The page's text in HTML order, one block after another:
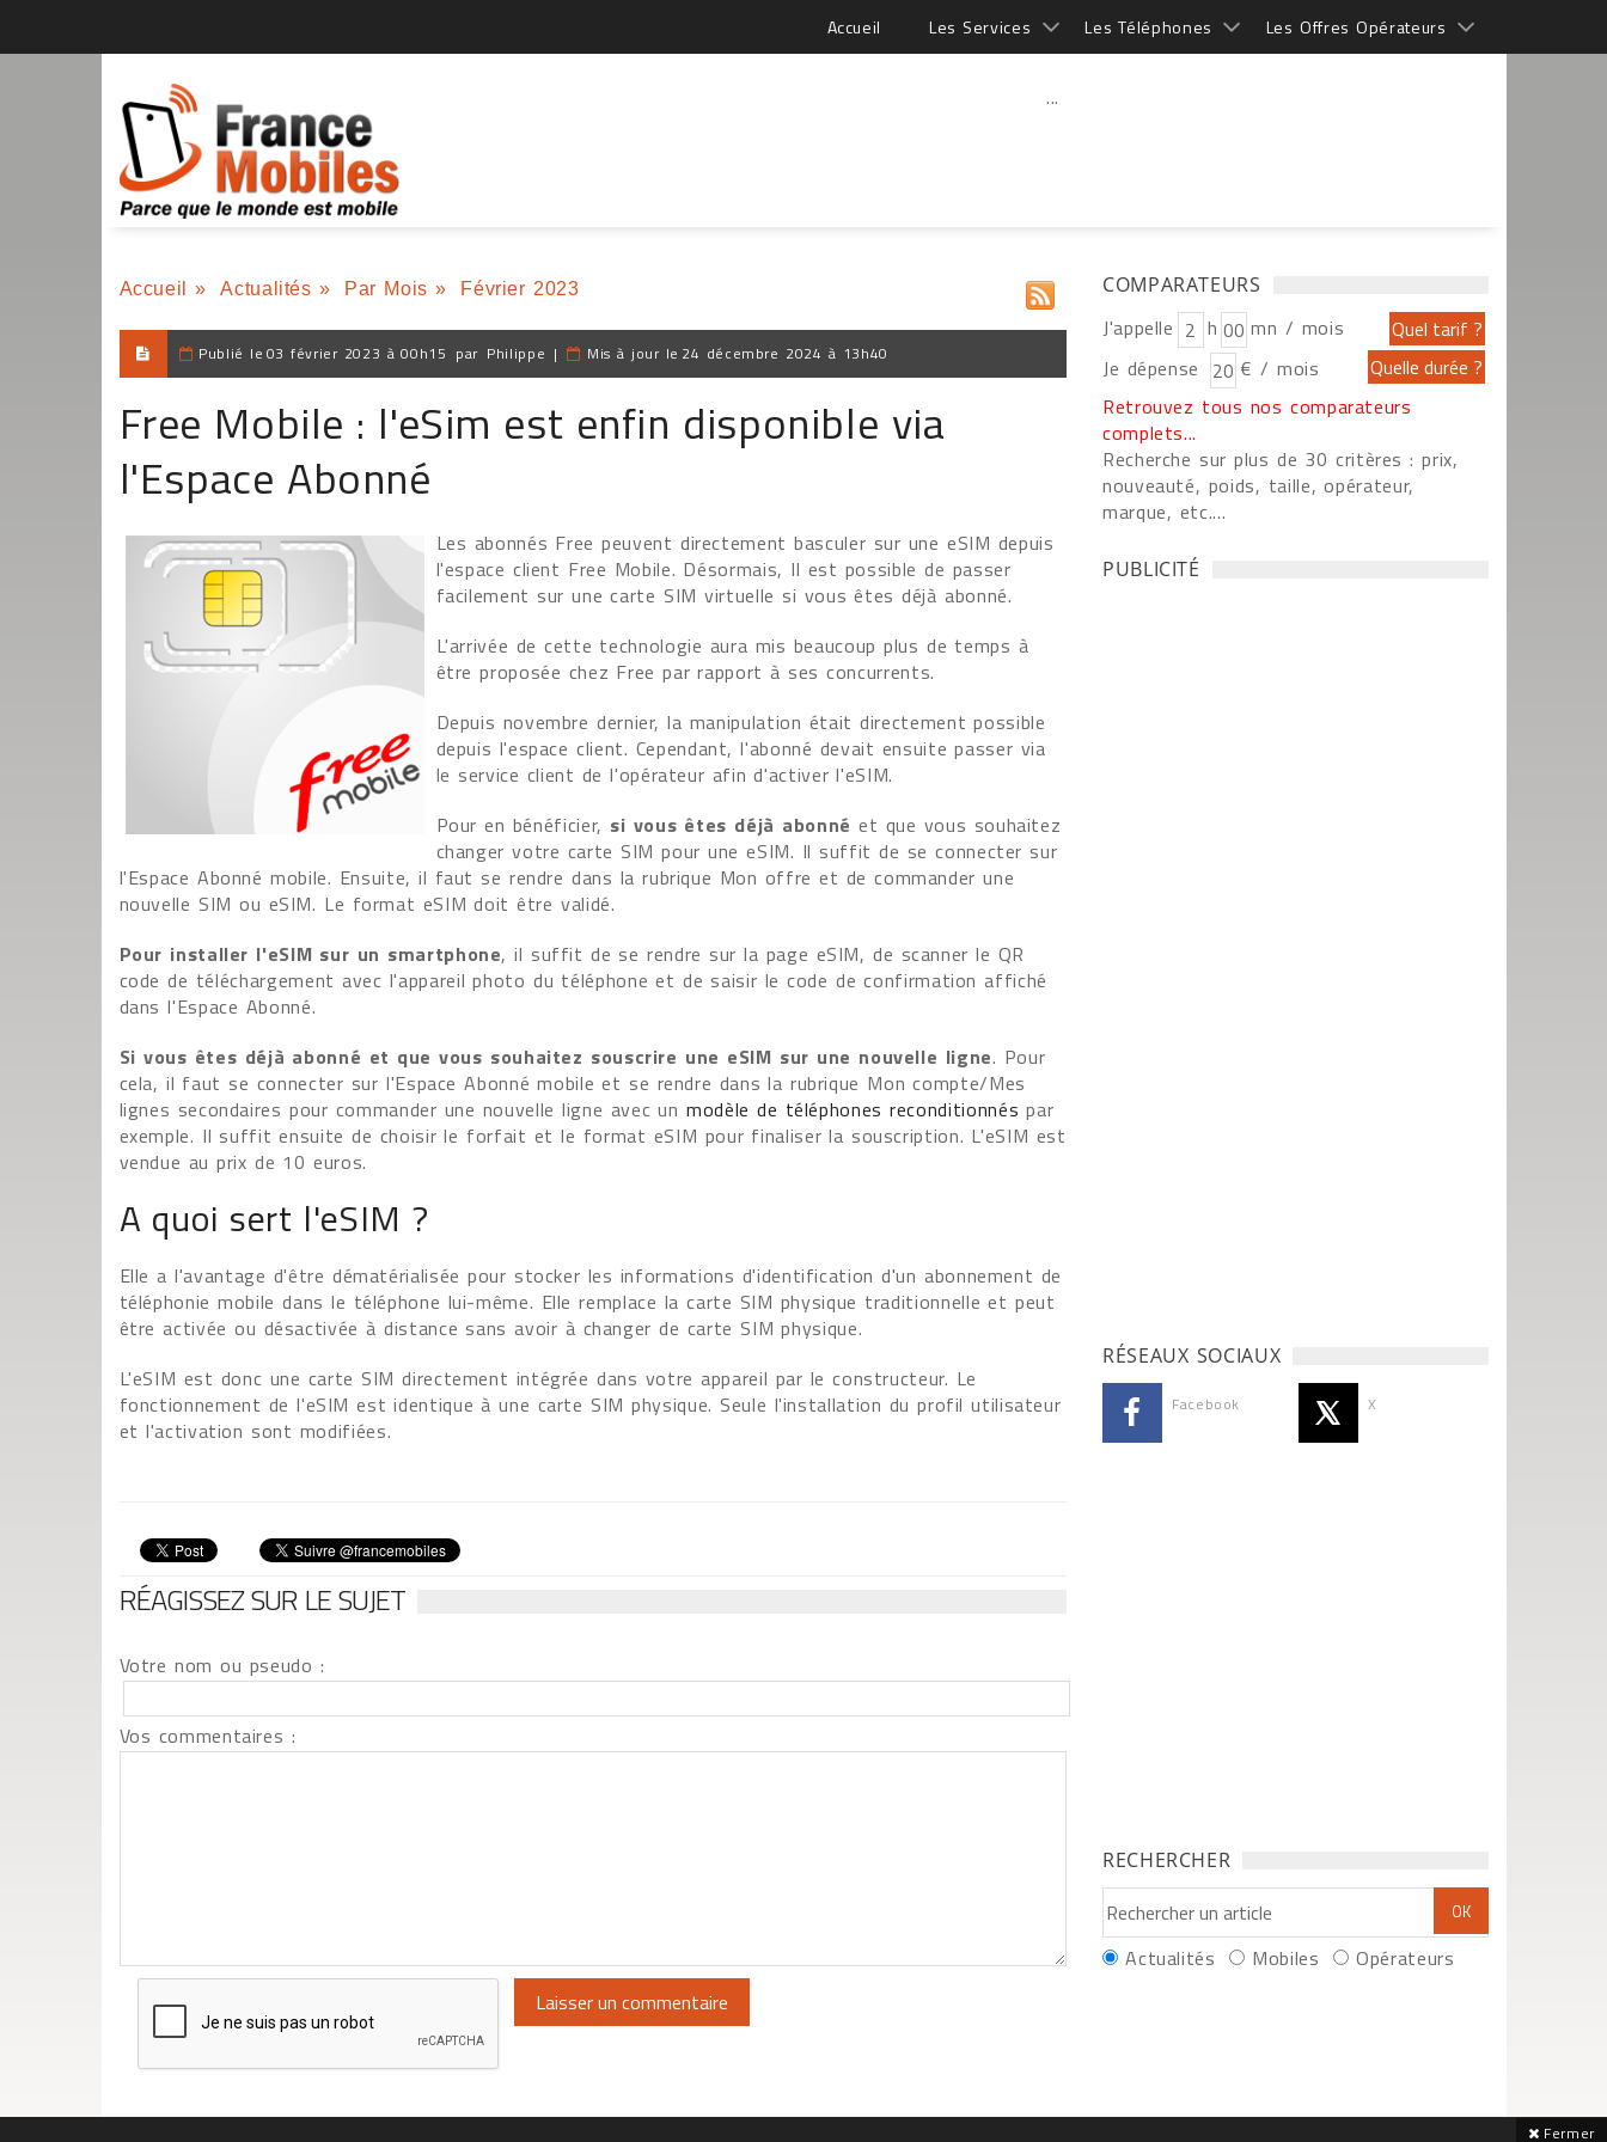
Accueil Les Services Les Téléphones Les Offres Opérateurs
...
Accueil » Actualités » Par Mois » Février 2023
Publié le 03 février 2023 à 00h15 par Philippe | Mis à jour le 24 décembre 2024 à 13h40
Free Mobile : l'eSim est enfin disponible via
l'Espace Abonné
Les abonnés Free peuvent directement basculer sur une eSIM depuis
l'espace client Free Mobile. Désormais, Il est possible de passer
facilement sur une carte SIM virtuelle si vous êtes déjà abonné.
L'arrivée de cette technologie aura mis beaucoup plus de temps à
être proposée chez Free par rapport à ses concurrents.
Depuis novembre dernier, la manipulation était directement possible
depuis l'espace client. Cependant, l'abonné devait ensuite passer via
le service client de l'opérateur afin d'activer l'eSIM.
Pour en bénéficier, si vous êtes déjà abonné et que vous souhaitez
changer votre carte SIM pour une eSIM. Il suffit de se connecter sur
l'Espace Abonné mobile. Ensuite, il faut se rendre dans la rubrique Mon offre et de commander une
nouvelle SIM ou eSIM. Le format eSIM doit être validé.
Pour installer l'eSIM sur un smartphone, il suffit de se rendre sur la page eSIM, de scanner le QR
code de téléchargement avec l'appareil photo du téléphone et de saisir le code de confirmation affiché
dans l'Espace Abonné.
Si vous êtes déjà abonné et que vous souhaitez souscrire une eSIM sur une nouvelle ligne. Pour
cela, il faut se connecter sur l'Espace Abonné mobile et se rendre dans la rubrique Mon compte/Mes
lignes secondaires pour commander une nouvelle ligne avec un modèle de téléphones reconditionnés par
exemple. Il suffit ensuite de choisir le forfait et le format eSIM pour finaliser la souscription. L'eSIM est
vendue au prix de 10 euros.
A quoi sert l'eSIM ?
Elle a l'avantage d'être dématérialisée pour stocker les informations d'identification d'un abonnement de
téléphonie mobile dans le téléphone lui-même. Elle remplace la carte SIM physique traditionnelle et peut
être activée ou désactivée à distance sans avoir à changer de carte SIM physique.
L'eSIM est donc une carte SIM directement intégrée dans votre appareil par le constructeur. Le
fonctionnement de l'eSIM est identique à une carte SIM physique. Seule l'installation du profil utilisateur
et l'activation sont modifiées.
RÉAGISSEZ SUR LE SUJET
Votre nom ou pseudo :
Vos commentaires :
COMPARATEURS
J'appelle h
mn / mois
Je dépense
€ / mois
Retrouvez tous nos comparateurs
complets...
Recherche sur plus de 30 critères : prix,
nouveauté, poids, taille, opérateur,
marque, etc....
PUBLICITÉ
RÉSEAUX SOCIAUX
Facebook X
RECHERCHER
Actualités Mobiles Opérateurs
Fermer